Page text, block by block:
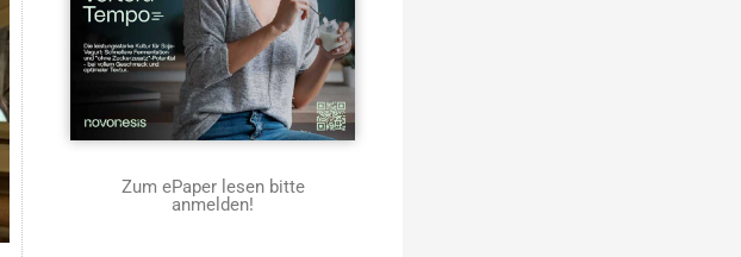
Zum ePaper lesen bitte
anmelden!